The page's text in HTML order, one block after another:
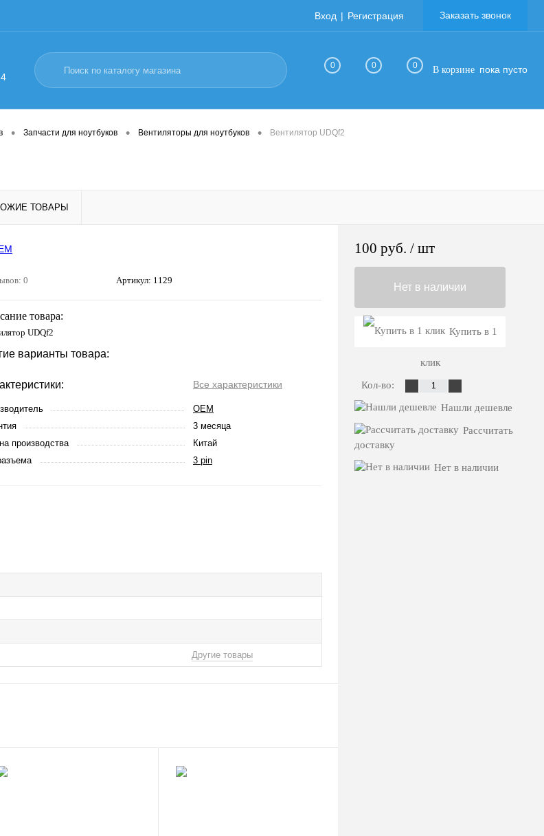
Вход Регистрация Заказать звонок
0 0 0 В корзине пока пусто
• Запчасти для ноутбуков • Вентиляторы для ноутбуков • Вентилятор UDQf2
ТОВАРЫ
0 Артикул: 1129
товара:
UDQf2
варианты товара:
Все характеристики
OEM
3 месяца
производства
Китай
3 pin
Другие товары
100 руб. / шт
Нет в наличии
Купить в 1
клик
Кол-во:
Нашли дешевле
Рассчитать
доставку
Нет в наличии